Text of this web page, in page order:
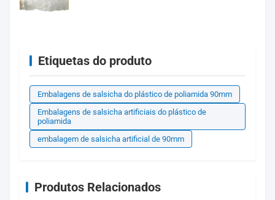
Etiquetas do produto
Embalagens de salsicha do plástico de poliamida 90mm
Embalagens de salsicha artificiais do plástico de
poliamida
embalagem de salsicha artificial de 90mm
Produtos Relacionados